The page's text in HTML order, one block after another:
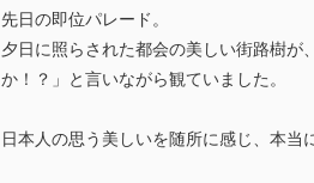
先日の即位パレード。
夕日に照らされた都会の美しい街路樹が
か！？」と言いながら観ていました。
日本人の思う美しいを随所に感じ、本当